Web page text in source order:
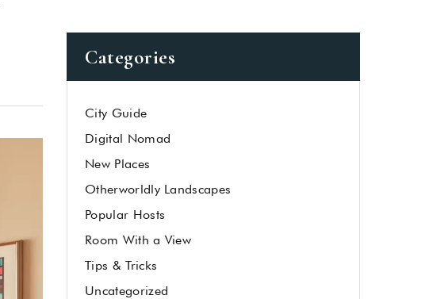
Categories
City Guide
Digital Nomad
New Places
Otherworldly Landscapes
Popular Hosts
Room With a View
Tips & Tricks
Uncategorized